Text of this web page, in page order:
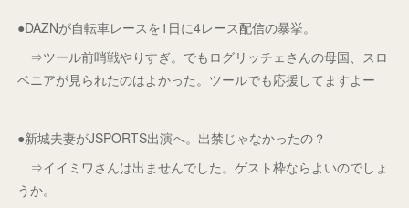
●DAZNが自転車レースを1日に4レース配信の暴挙。
⇒ツール前哨戦やりすぎ。でもログリッチェさんの母国、スロ
ベニアが見られたのはよかった。ツールでも応援してますよー
●新城夫妻がJSPORTS出演へ。出禁じゃなかったの？
⇒イイミワさんは出ませんでした。ゲスト枠ならよいのでしょ
うか。